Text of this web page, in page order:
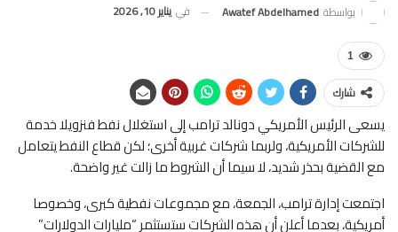
بواسطة Awatef Abdelhamed في يناير 10, 2026
1
شارك
يسعى الرئيس الأمريكي دونالد ترامب إلى استغلال نفط فنزويلا خدمة
للشركات الأمريكية، ولربما شركات غربية أخرى؛ لكن قطاع النفط يتعامل
مع القضية بحذر شديد، لا سيما أن الشروط ما زالت غير واضحة.
اجتمعت إدارة ترامب، الجمعة، مع مجموعات نفطية كبرى، وخصوصا
أمريكية، بعدما أعلن أن هذه الشركات ستستثمر “مليارات الدولارات”